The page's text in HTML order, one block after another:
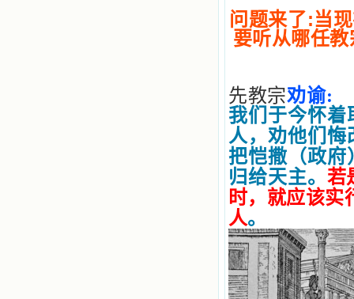
问题来了:当
要听从哪任
先教宗劝谕:
我们于今怀着
人，劝他们
把恺撒（政府
归给天主。 若
时，就应该实
人。